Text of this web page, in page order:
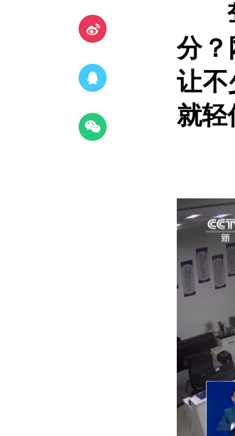
分？
让不
就轻